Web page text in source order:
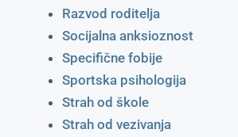
Razvod roditelja
Socijalna anksioznost
Specifične fobije
Sportska psihologija
Strah od škole
Strah od vezivanja